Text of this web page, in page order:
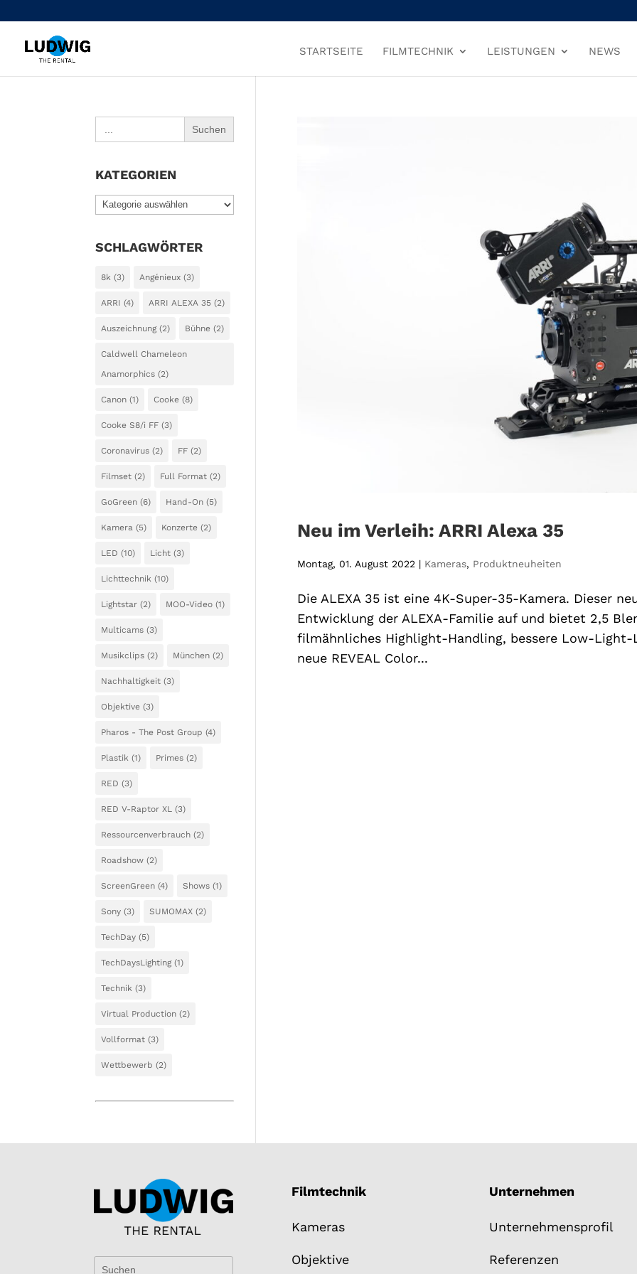
STARTSEITE FILMTECHNIK LEISTUNGEN NEWS
Neu im Verleih: ARRI Alexa 35
Montag, 01. August 2022 | Kameras, Produktneuheiten
Die ALEXA 35 ist eine 4K-Super-35-Kamera. Dieser
Entwicklung der ALEXA-Familie auf und bietet 2,5
filmähnliches Highlight-Handling, bessere Low-Light-
neue REVEAL Color...
for:
KATEGORIEN
KATEGORIEN
SCHLAGWÖRTER
8k (3) Angénieux (3)
ARRI (4) ARRI ALEXA 35 (2)
Auszeichnung(2) Bühne (2)
Caldwell Chameleon
Anamorphics (2)
Canon (1) Cooke (8)
Cooke S8/i FF (3)
Coronavirus (2) FF (2)
Filmset (2) Full Format (2)
GoGreen (6) Hand-On (5)
Kamera (5) Konzerte (2)
LED (10) Licht (3)
Lichttechnik (10)
Lightstar (2) MOO-Video (1)
Multicams (3)
Musikclips (2) München (2)
Nachhaltigkeit (3)
Objektive (3)
Pharos - The Post Group (4)
Plastik (1) Primes (2)
RED (3)
RED V-Raptor XL (3)
Ressourcenverbrauch (2)
Roadshow (2)
ScreenGreen (4) Shows (1)
Sony (3) SUMOMAX (2)
TechDay (5)
TechDaysLighting(1)
Technik (3)
Virtual Production (2)
Vollformat (3)
Wettbewerb (2)
Filmtechnik
Kameras
Objektive
Unternehmen
Unternehmensprofil
Referenzen